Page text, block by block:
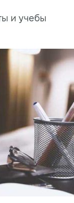
и учебы